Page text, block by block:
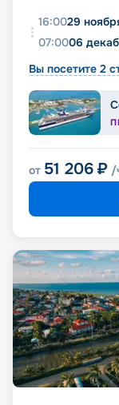
16:0029
07:0006
Вы посетите 2
от 51 206 ₽ /